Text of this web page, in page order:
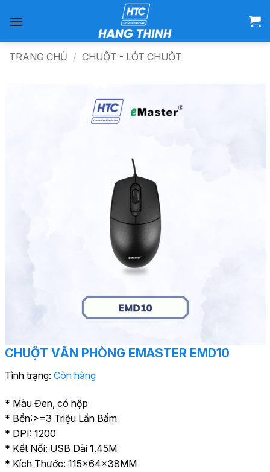
qua
dungTRANG CHỦ / CHUỘT - LÓT CHUỘT
CHUỘT VĂN PHÒNG EMASTER EMD10
Tình trạng: Còn hàng
* Màu Đen, có hộp
* Bền:>=3 Triệu Lần Bấm
* DPI: 1200
* Kết Nối: USB Dài 1.45M
* Kích Thước: 115×64×38MM